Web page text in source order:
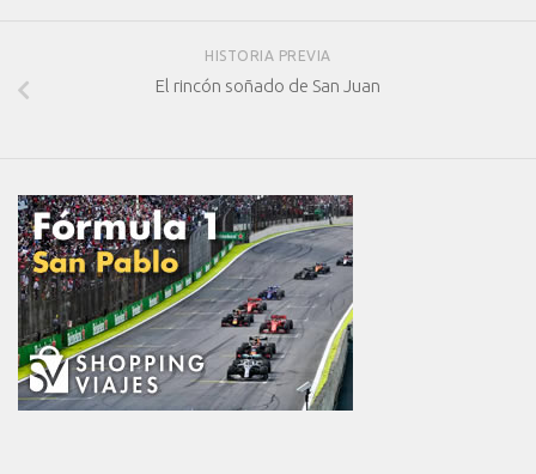
HISTORIA PREVIA
El rincón soñado de San Juan